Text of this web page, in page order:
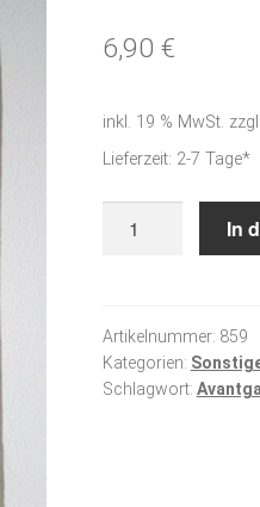
6,90 €
inkl. 19 % MwSt. zzgl.
Lieferzeit: 2-7 Tage*
In
Artikelnummer: 859
Kategorien:
Schlagwort: